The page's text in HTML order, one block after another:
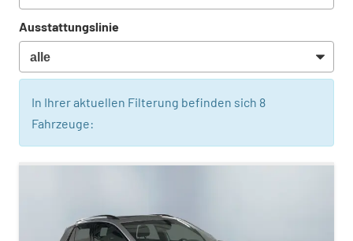
Ausstattungslinie
In Ihrer aktuellen Filterung befinden sich 8
Fahrzeuge: